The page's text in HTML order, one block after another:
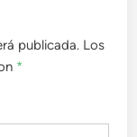
publicada. Los
*